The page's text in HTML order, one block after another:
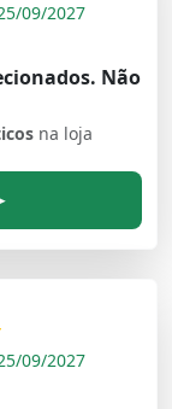
09/2027
Não
na loja
09/2027